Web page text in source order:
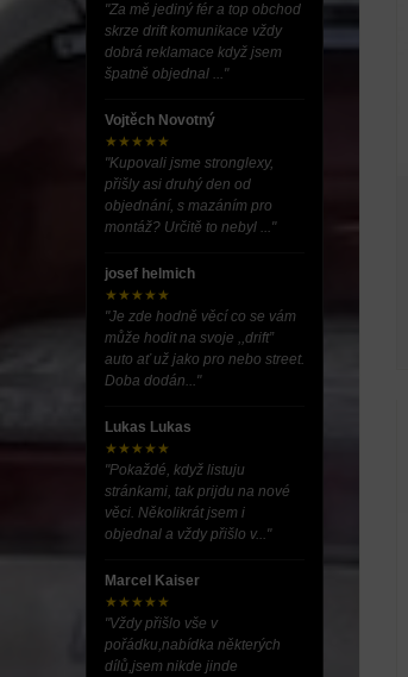
"Za mě jediný fér a top obchod
skrze drift komunikace vždy
dobrá reklamace když jsem
špatně objednal ..."
Vojtěch Novotný
★★★★★
"Kupovali jsme stronglexy,
přišly asi druhý den od
objednání, s mazáním pro
montáž? Určitě to nebyl ..."
josef helmich
★★★★★
"Je zde hodně věcí co se vám
může hodit na svoje ,,drift”
auto ať už jako pro nebo street.
Doba dodán..."
Lukas Lukas
★★★★★
"Pokaždé, když listuju
stránkami, tak prijdu na nové
věci. Několikrát jsem i
objednal a vždy přišlo v..."
Marcel Kaiser
★★★★★
"Vždy přišlo vše v
pořádku,nabídka některých
dílů,jsem nikde jinde